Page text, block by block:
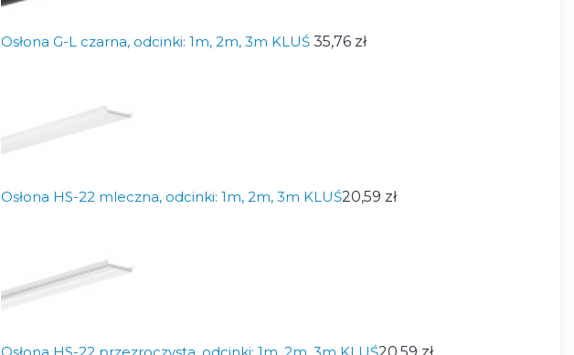
Osłona G-L czarna, odcinki: 1m, 2m, 3m KLUŚ 35,76 zł
Osłona HS-22 mleczna, odcinki: 1m, 2m, 3m KLUŚ20,59 zł
Osłona HS-22 przezroczysta, odcinki: 1m, 2m, 3m KLUŚ20,59 zł